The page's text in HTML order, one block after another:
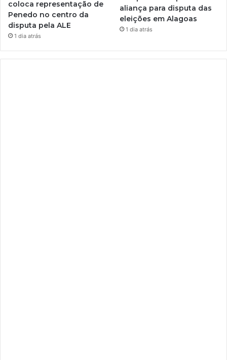
coloca representação de
Penedo no centro da
disputa pela ALE
1 dia atrás
aliança para disputa das
eleições em Alagoas
1 dia atrás